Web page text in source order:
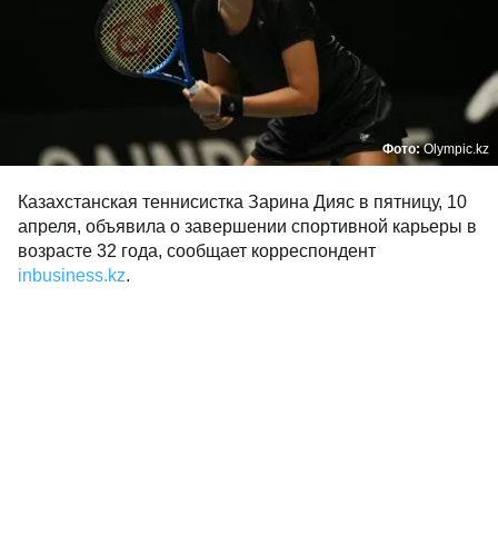
Фото:Olympic.kz
Казахстанская теннисистка Зарина Дияс в пятницу, 10
апреля, объявила о завершении спортивной карьеры в
возрасте 32 года, сообщает корреспондент
inbusiness.kz.